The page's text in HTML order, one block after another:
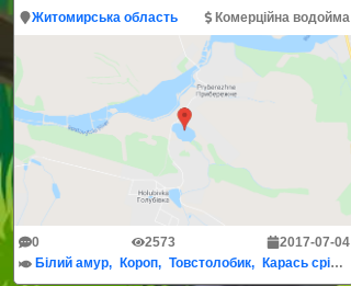
Житомирська область Комерційна водойма
0 2573
2017-07-04
Білий амур
Короп Товстолобик Карась срібний